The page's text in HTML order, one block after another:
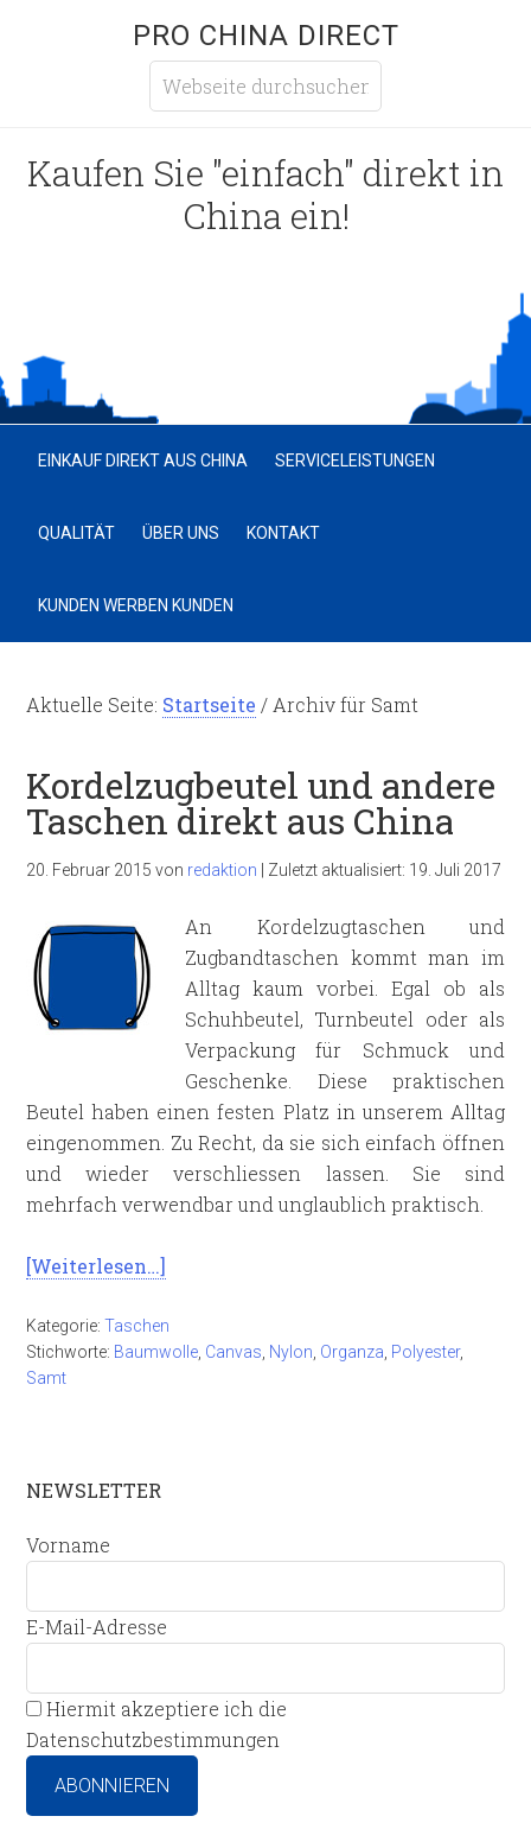
PRO CHINA DIRECT
Kaufen Sie "einfach" direkt in
China ein!
EINKAUF DIREKT AUS CHINA SERVICELEISTUNGEN
QUALITÄT ÜBER UNS KONTAKT
KUNDEN WERBEN KUNDEN
Aktuelle Seite: Startseite / Archiv für Samt
Kordelzugbeutel und andere
Taschen direkt aus China
20. Februar 2015 von redaktion Zuletzt aktualisiert: 19. Juli 2017
An Kordelzugtaschen und
Zugbandtaschen kommt man im
Alltag kaum vorbei. Egal ob als
Schuhbeutel, Turnbeutel oder als
Verpackung für Schmuck und
Geschenke. Diese praktischen
Beutel haben einen festen Platz in unserem Alltag
eingenommen. Zu Recht, da sie sich einfach öffnen
und wieder verschliessen lassen. Sie sind
mehrfach verwendbar und unglaublich praktisch.
[Weiterlesen…]
Kategorie:Taschen
Stichworte: Baumwolle Canvas Nylon Organza Polyester,
Samt
NEWSLETTER
Vorname
E-Mail-Adresse
Hiermit akzeptiere ich die
Datenschutzbestimmungen